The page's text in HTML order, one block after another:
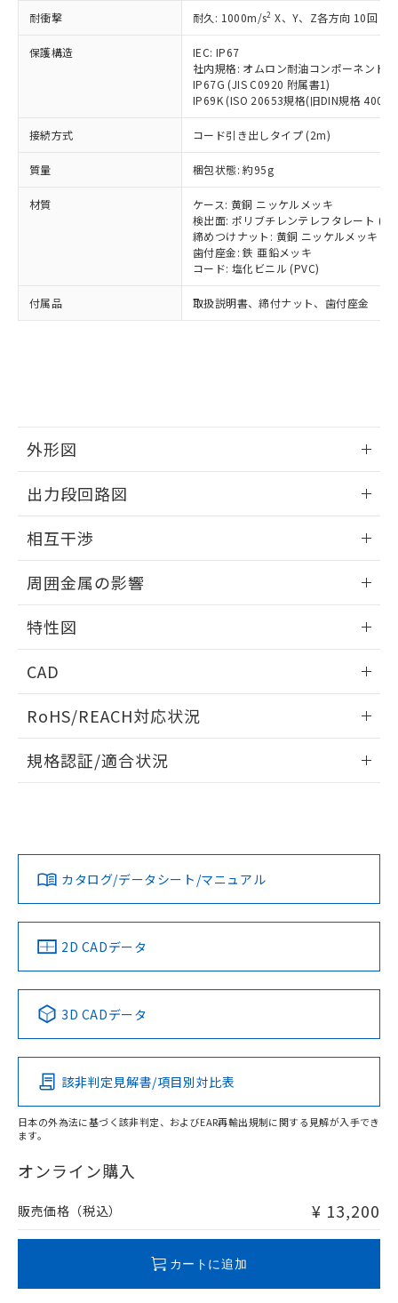
耐衝撃 耐久: 1000m/s2 X、Y、Z各方向 10回
保護構造
IEC: IP67
社内規格: オムロン耐油コンポーネント
IP67G (JIS C0920 附属書1)
IP69K (ISO 20653規格(旧DIN規格
接続方式 コード引き出しタイプ (2m)
質量 梱包状態: 約95g
材質
ケース: 黄銅 ニッケルメッキ
検出面: ポリブチレンテレフタレート
締めつけナット: 黄銅 ニッケルメッキ
歯付座金: 鉄 亜鉛メッキ
コード: 塩化ビニル (PVC)
付属品 取扱説明書、締付ナット、歯付座金
外形図
外形図
出力段回路図
出力段回路図
タイムチャート
相互干渉
相互干渉
A: 120mm以上、B: 100mm以上
周囲金属の影響
周囲金属の影響
以上、n: 50mm以上
特性図
検出物体の大きさと材質による影響
検出領域
CAD
ドすることができます。
ログイン/会員登録
ダウンロードデータをご利用いただく前に、以下を必ずお読
みください。
ソフトウェアの使用条件
RoHS/REACH対応状況
EU RoHS 注意事項・凡例
対応済み
中国 RoHS 注意事項・凡例
Pb Hg Cd Cr(VI)
O
在庫等で未対応品が混在する可能性があります。
問い合わせください。
規格認証/適合状況
LR型式承認
（イギリス
船舶規格）
DNV型式承認
（ノルウェー
BV型式承認
（フランス
KR型式
（韓国
No No No No
この製品の規格認証/適合状況ページへ
その他の認証はこちらのページからご検索ください
カタログ/データシート/マニュアル
2D CADデータ
3D CADデータ
該非判定見解書/項目別対比表
日本の外為法に基づく該非判定、およびEAR再輸出規制に関する見解が入手でき
ます。
オンライン購入
販売価格（税込） ¥ 13,200
カートに追加
タに基づき作成されるものであり、閲
覧された時点での実際の在庫および標
準価格とは異なる場合があることをご
了承ください。
正式な納期状況および標準価格はお客
様のお取引先、またはお客様担当のオ
ムロン制御機器販売店・当社販売員に
ご相談ください。
オムロン制御機器販売店や当社販売拠
販売ネットワーク
」をご確認
在庫状況および標準価格結果を当社の
事前の承諾なく第三者に漏洩または開
示しないようお願いします。
マイパーツ機能（部品リスト作成サー
ビス）をご利用いただくには、I-Web
メンバーズにご登録されている必要が
引・商談に必要な範囲で利用すること
※当社の共同利用者とは、"個人情報
の共同利用に関して"
用者の範囲」に記載されている法人を
鉛(Pb) 1000ppm以下、 水銀(Hg) 1000ppm以下、 カド
ミウム(Cd) 100ppm以下、
六価クロム(Cr(Ⅵ)) 1000ppm以下、ポリ臭化ビフェニル
類(PBB) 1000ppm以下、ポリ臭化ジフェニルエーテル類
(PBDE) 1000ppm以下、フタル酸ビス(2-エチルヘキシ
ル) (DEHP)(別名：DOP) 1000ppm以下、フタル酸ブチ
ルベンジル（BBP） 1000ppm以下、フタル酸ジブチル
（DBP） 1000ppm以下、フタル酸ジイソブチル
(DIBP) 1000ppm以下
但し、RoHS指令で産業用監視および制御機器に対する
フタル酸エステル類の４物質については閾値を超える意
部品在庫の切り替え状況などにより、予定
月が前後することがあります。
とができます。
EU RoHS指令（10物質）の非含有証明書
※本証明書は発行日時点で非含有を証明す
るもので、過去に遡って非含有を証明する
ものではありません。
物質の対応では、対応完了までの期間は出
荷製品に未対応品が混在することから備考
欄に対応日を記載しておりました。
既に当社にて対応品への在庫切替を完了
していることから、特段のことがない限
*中国RoHS10物質の基準値 (GB/T26572)：
Pb(鉛) :1000ppm、 Hg(水銀) : 1000ppm、 Cd(カドミウ
ム) : 100ppm、
Cr(Ⅵ)(六価クロム) : 1000ppm、 PBBs(ポリ臭化ビフェ
ニル類) : 1000ppm、 PBDEs(ポリ臭化ジフェニルエーテ
DBP(フタル酸ジブチル) : 1000ppm、 DIBP(フタル酸ジ
イソブチル) : 1000ppm、 BBP(フタル酸ブチルベンジ
ル) : 1000ppm、
※2 環境保護使用期限
「ｅ」：有害物質（10物質）のすべてが基
準値以下であることを示します。
「10」：通常の使用状況下において有害物
質が外部に漏えいし、環境に深刻な影響を
及ぼさない年数を意味します。
または国外への提供する場合は、日本
国政府の輸出許可(または役務取引許
可)を取得するなどの必要な手続きを
当社は規制貨物を破棄する場合は、完
全に破砕するなど、違法に輸出されな
いよう必要な手段を講じます。
当社は貴社製品を、核兵器、ミサイ
ル、化学兵器、生物兵器またはその他
武器並びにこれらの製造装置等に一切
使用いたしません。
当社は、貴社製品を第三者に販売する
場合は、上記1、2および3の内容を当
該第三者に通知します。また当社は、
販売先および販売に係わる関係者が違
法に輸出するおそれがある場合は、取
り引きをいたしません。
合意する キャンセル
一定数以上の在庫あり
一定数には満たないが在庫あり
在庫なし(最新の在庫状況につ
いては、お客様のお取引先、ま
たはお客様担当のオムロン制御
機器販売店・当社販売員にご確
認ください)
受注生産機種、また在庫状況の
情報を公開していない機種